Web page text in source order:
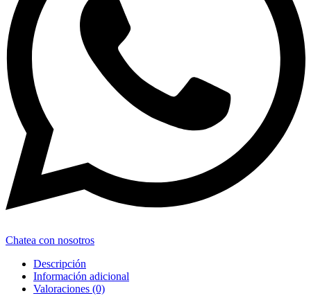
Chatea con nosotros
Descripción
Información adicional
Valoraciones (0)